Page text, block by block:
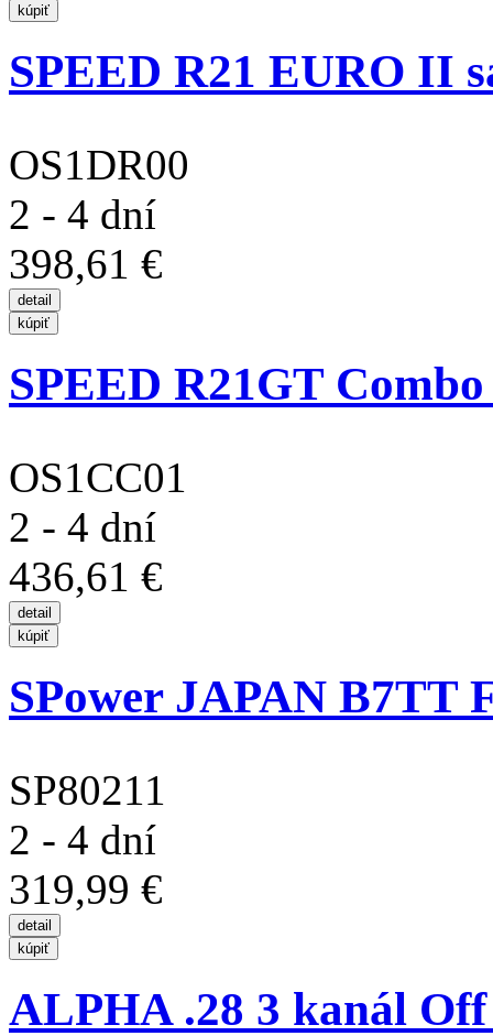
SPEED R21 EURO II
OS1DR00
2 - 4 dní
398,61 €
SPEED R21GT
OS1CC01
2 - 4 dní
436,61 €
SPower JAPAN B7TT
SP80211
2 - 4 dní
319,99 €
ALPHA .28 3 kanál